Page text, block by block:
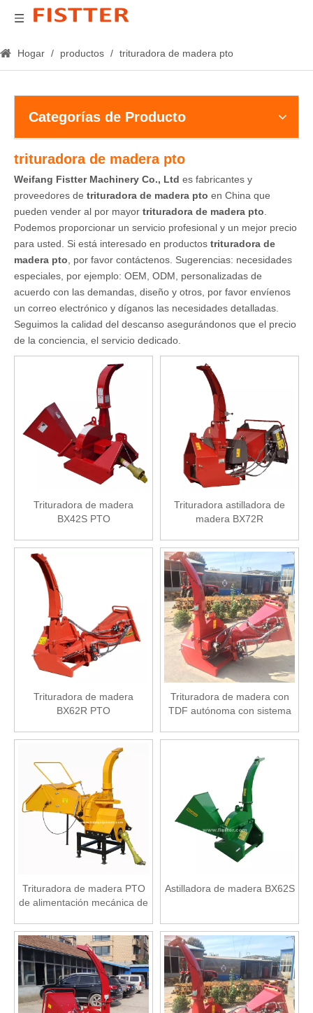
Hogar / productos / trituradora de madera pto
Categorías de Producto
trituradora de madera pto
Weifang Fistter Machinery Co., Ltd es fabricantes y
proveedores de trituradora de madera pto en China que
pueden vender al por mayor trituradora de madera pto
Podemos proporcionar un servicio profesional y un mejor precio
para usted. Si está interesado en productos trituradora de
madera pto , por favor contáctenos. Sugerencias: necesidades
especiales, por ejemplo: OEM, ODM, personalizadas de
acuerdo con las demandas, diseño y otros, por favor envíenos
un correo electrónico y díganos las necesidades detalladas.
Seguimos la calidad del descanso asegurándonos que el precio
de la conciencia, el servicio dedicado.
Trituradora de madera
BX42S PTO
Trituradora astilladora de
madera BX72R
Trituradora de madera
BX62R PTO
Trituradora de madera con
TDF autónoma con sistema
Trituradora de madera PTO
de alimentación mecánica de
Astilladora de madera BX62S